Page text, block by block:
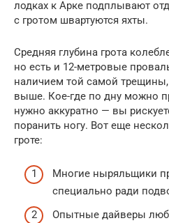
лодках к Арке подплывают
с гротом швартуются яхты.
Средняя глубина грота
но есть и 12-метровые
наличием той самой
выше. Кое-где по дну можно
нужно аккуратно — вы
поранить ногу. Вот еще
гроте:
Многие ныряльщики
специально ради
Опытные дайверы